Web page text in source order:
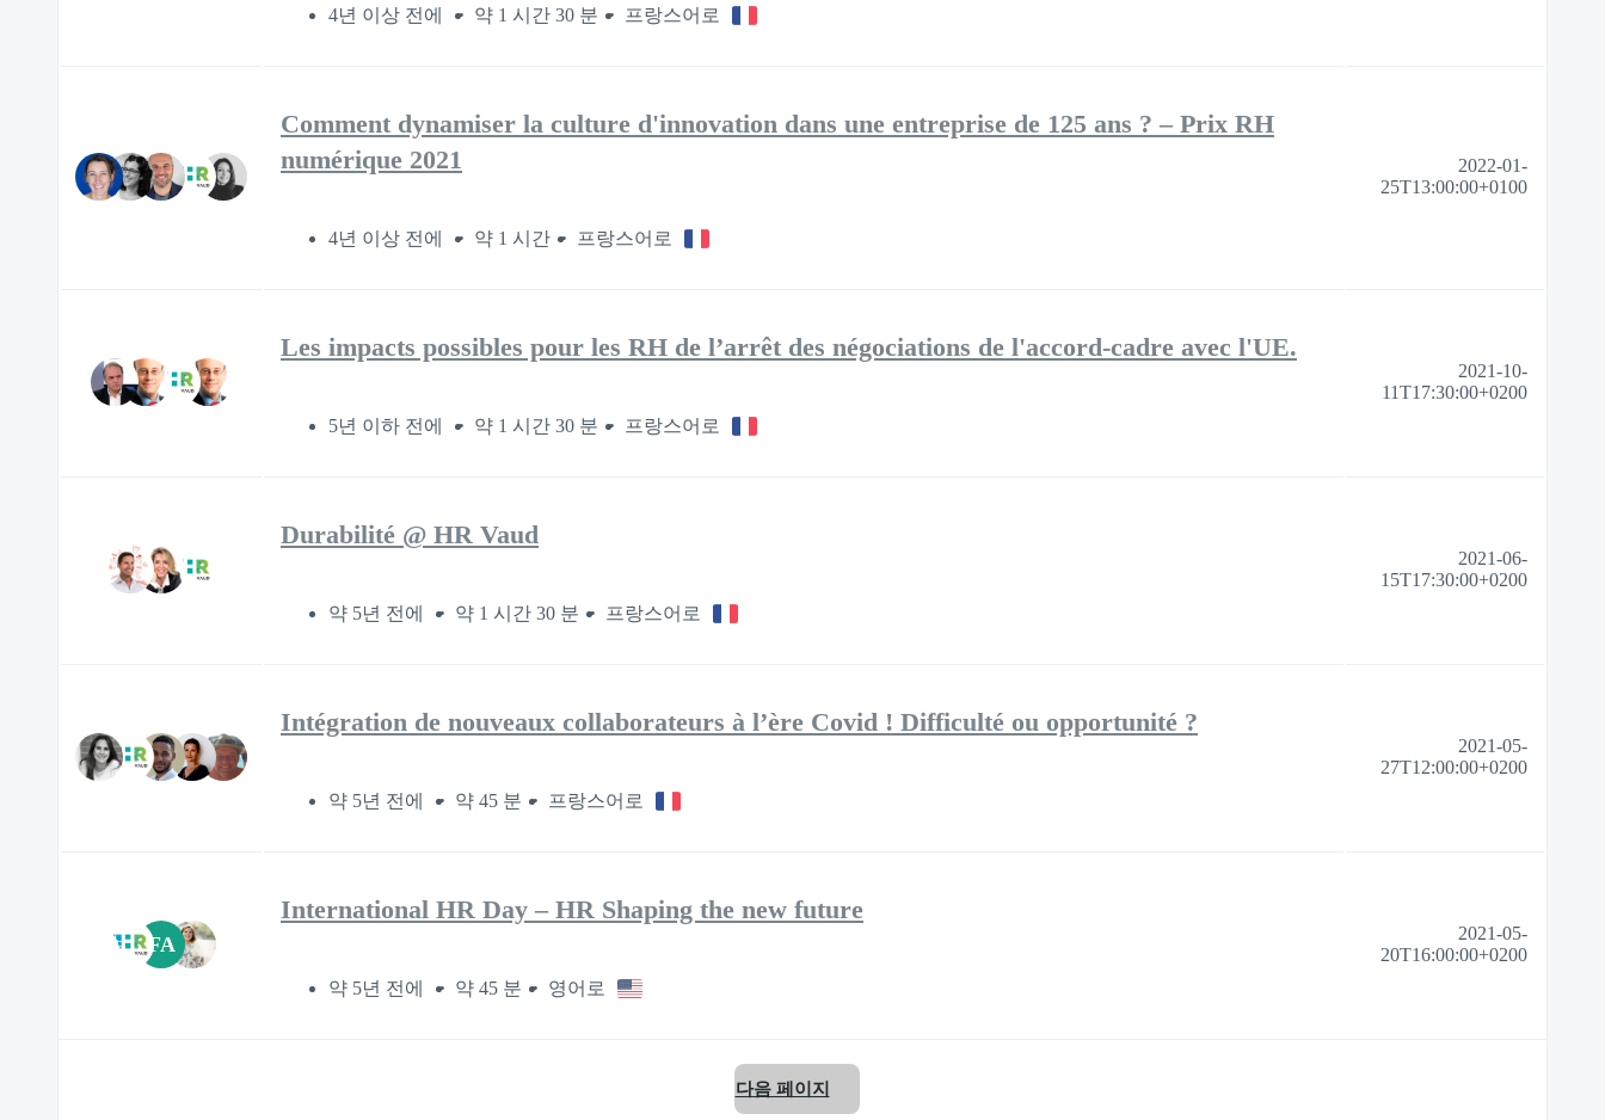
4년 이상 전에 약 1 시간 30 분 프랑스어로
Comment dynamiser la culture d'innovation dans une entreprise de 125 ans ? – Prix RH
numérique 2021
4년 이상 전에 약 1 시간 프랑스어로
2022-01-
25T13:00:00+0100
Les impacts possibles pour les RH de l’arrêt des négociations de l'accord-cadre avec l'UE.
5년 이하 전에 약 1 시간 30 분 프랑스어로
2021-10-
11T17:30:00+0200
Durabilité @ HR Vaud
약 5년 전에 약 1 시간 30 분 프랑스어로
2021-06-
15T17:30:00+0200
Intégration de nouveaux collaborateurs à l’ère Covid ! Difficulté ou opportunité ?
약 5년 전에 약 45 분 프랑스어로
2021-05-
27T12:00:00+0200
FA
International HR Day – HR Shaping the new future
약 5년 전에 약 45 분 영어로
2021-05-
20T16:00:00+0200
다음 페이지